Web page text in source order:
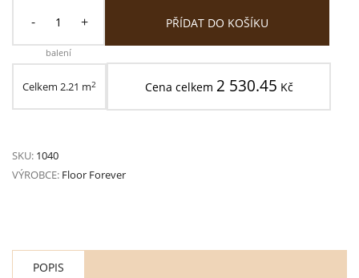
- +
balení
PŘÍDAT DO KOŠÍKU
Celkem 2.21 m2 Cena celkem 2 530.45 Kč
SKU: 1040
VÝROBCE: Floor Forever
POPIS